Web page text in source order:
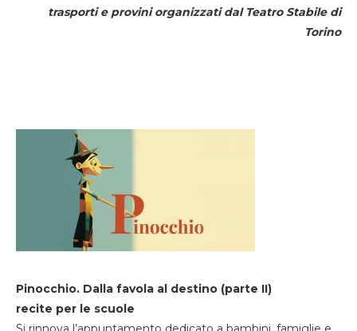
trasporti e provini organizzati dal Teatro Stabile di
Torino
Pinocchio. Dalla favola al destino (parte II)
recite per le scuole